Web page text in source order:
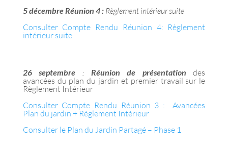
5 décembre Réunion 4 : Règlement intérieur suite
Consulter Compte Rendu Réunion 4: Règlement
intérieur suite
26 septembre : Réunion de présentationdes
avancées du plan du jardin et premier travail sur le
Règlement Intérieur
Consulter Compte Rendu Réunion 3 : Avancées
Plan du jardin + Règlement Intérieur
Consulter le Plan du Jardin Partagé – Phase 1